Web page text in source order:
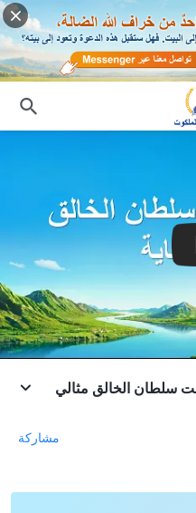
سلطان الخالق مثالي
مشاركة